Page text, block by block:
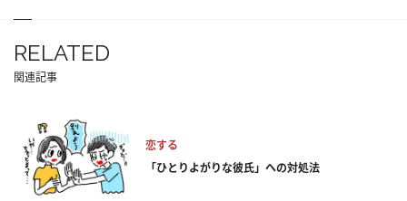
RELATED
関連記事
恋する
「ひとりよがりな彼氏」への対処法